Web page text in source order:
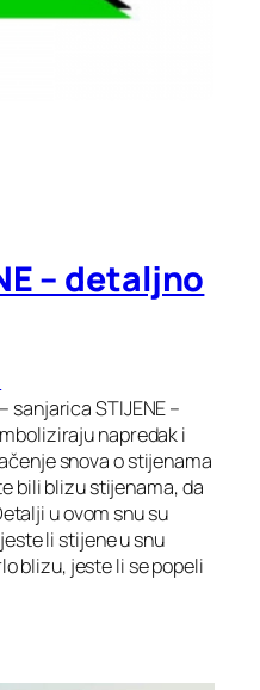
– detaljno
sanjarica STIJENE –
napredak i
snova o stijenama
bili blizu stijenama, da
u ovom snu su
li stijene u snu
blizu, jeste li se popeli